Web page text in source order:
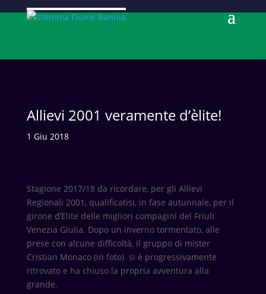
Allievi 2001 veramente d’èlite!
1 Giu 2018
Stagione 2017/18 da ricordare, per gli Allievi
Regionali 2001, qualificatisi, in fase autunnale, per il
girone d’Elite delle migliori compagini del Friuli
Venezia Giulia. Dopo un inverno tormentato, alle
prese con alcune difficoltà, il gruppo di mister
Cristian Monaco (in foto) si è progressivamente
ritrovato e ha chiuso la propria avventura alla
grande.